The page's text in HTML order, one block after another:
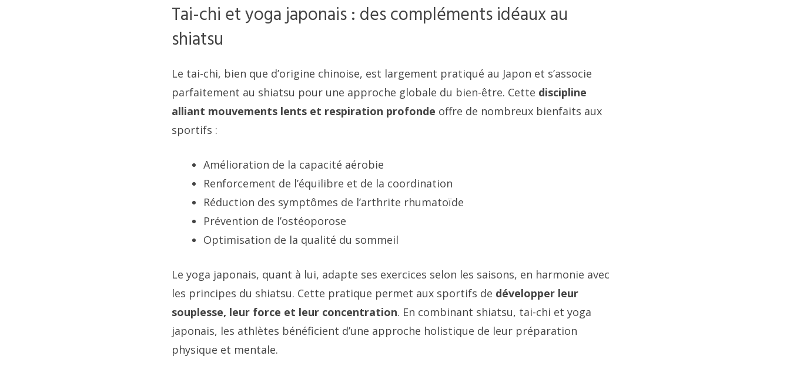
Tai-chi et yoga japonais : des compléments idéaux au
shiatsu
Le tai-chi, bien que d’origine chinoise, est largement pratiqué au Japon et s’associe
parfaitement au shiatsu pour une approche globale du bien-être. Cette discipline
alliant mouvements lents et respiration profonde offre de nombreux bienfaits aux
sportifs :
Amélioration de la capacité aérobie
Renforcement de l’équilibre et de la coordination
Réduction des symptômes de l’arthrite rhumatoïde
Prévention de l’ostéoporose
Optimisation de la qualité du sommeil
Le yoga japonais, quant à lui, adapte ses exercices selon les saisons, en harmonie avec
les principes du shiatsu. Cette pratique permet aux sportifs de développer leur
souplesse, leur force et leur concentration. En combinant shiatsu, tai-chi et yoga
japonais, les athlètes bénéficient d’une approche holistique de leur préparation
physique et mentale.